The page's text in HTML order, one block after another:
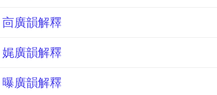
㐭廣韻解釋
娓廣韻解釋
曝廣韻解釋